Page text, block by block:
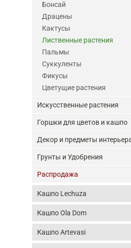
Бонсай
Драцены
Кактусы
Лиственные растения
Пальмы
Суккуленты
Фикусы
Цветущие растения
Искусственные растения
Горшки для цветов и кашпо
Декор и предметы
Грунты и Удобрения
Распродажа
Кашпо Lechuza
Кашпо Ola Dom
Кашпо Artevasi